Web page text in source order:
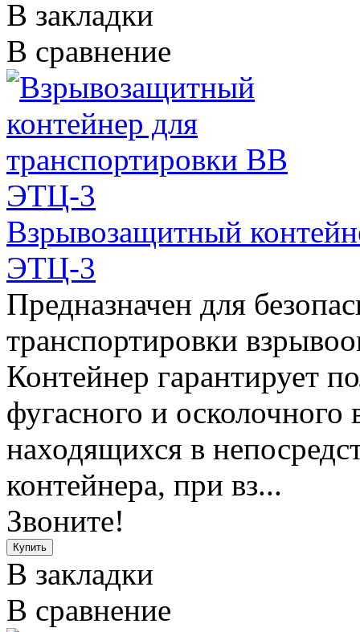
В закладки
В сравнение
Взрывозащитный
ЭТЦ-3
Предназначен для
транспортировки
Контейнер гарантирует
фугасного и осколочного
находящихся в
контейнера, при вз...
Звоните!
В закладки
В сравнение